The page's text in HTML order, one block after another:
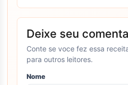
Deixe seu
Conte se voce fez essa
para outros leitores.
Nome